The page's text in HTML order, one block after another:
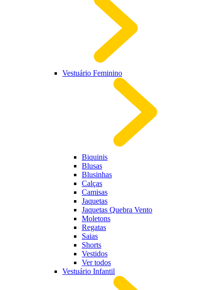
Vestuário Feminino
Biquinis
Blusas
Blusinhas
Calças
Camisas
Jaquetas
Jaquetas Quebra Vento
Moletons
Regatas
Saias
Shorts
Vestidos
Ver todos
Vestuário Infantil